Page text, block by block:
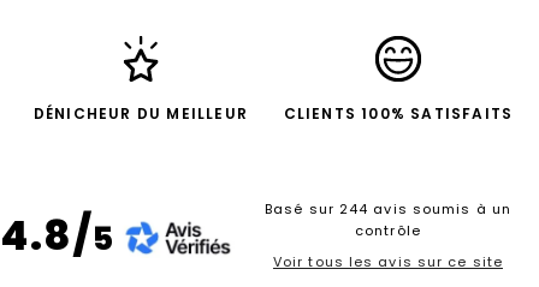
DÉNICHEUR DU MEILLEUR CLIENTS 100% SATISFAITS
4.8/5
Basé sur 244 avis soumis à un
contrôle
Voir tous les avis sur ce site